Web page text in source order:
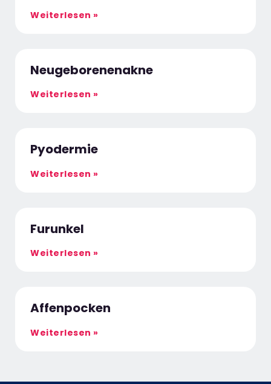
Weiterlesen »
Neugeborenenakne
Weiterlesen »
Pyodermie
Weiterlesen »
Furunkel
Weiterlesen »
Affenpocken
Weiterlesen »